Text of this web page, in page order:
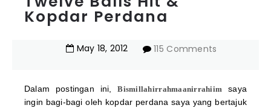
Kopdar Perdana
May 18, 2012 115 Comments
Dalam postingan ini,Bismillahirrahmaanirrahiim saya
ingin bagi-bagi oleh kopdar perdana saya yang bertajuk